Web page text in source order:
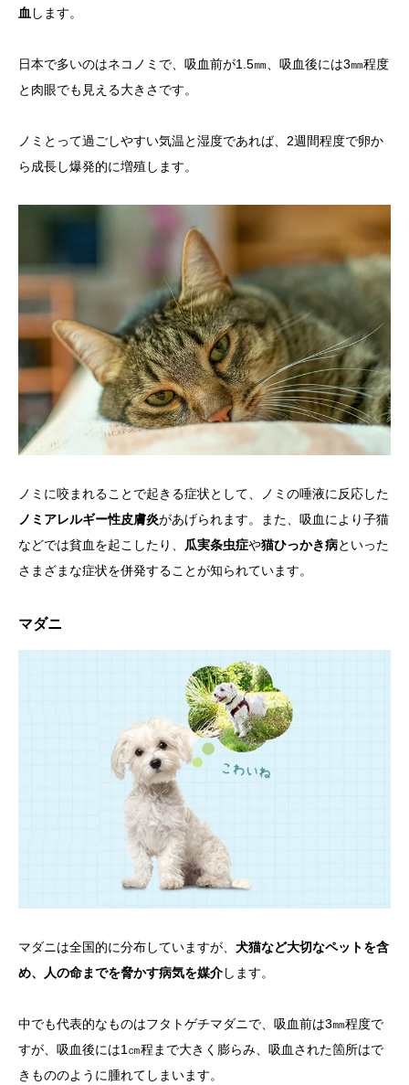
血します。
日本で多いのはネコノミで、吸血前が1.5㎜、吸血後には3㎜程度
と肉眼でも見える大きさです。
ノミとって過ごしやすい気温と湿度であれば、2週間程度で卵か
ら成長し爆発的に増殖します。
ノミに咬まれることで起きる症状として、ノミの唾液に反応した
ノミアレルギー性皮膚炎があげられます。また、吸血により子猫
などでは貧血を起こしたり、
瓜実条虫症や猫ひっかき病といった
さまざまな症状を併発することが知られています。
マダニ
マダニは全国的に分布していますが、 犬猫など大切なペットを含
め、人の命までを脅かす病気を媒介します。
中でも代表的なものはフタトゲチマダニで、吸血前は3㎜程度で
すが、吸血後には1㎝程まで大きく膨らみ、吸血された箇所はで
きもののように腫れてしまいます。